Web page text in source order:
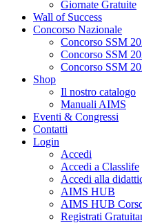
Giornate Gratuite
Wall of Success
Concorso Nazionale
Concorso SSM
Concorso SSM
Concorso SSM
Shop
Il nostro catalogo
Manuali AIMS
Eventi & Congressi
Contatti
Login
Accedi
Accedi a Classlife
Accedi alla
AIMS HUB
AIMS HUB
Registrati